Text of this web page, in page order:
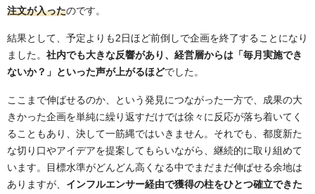
注文が入ったのです。
結果として、予定よりも2日ほど前倒しで企画を終了することになり
ました。 社内でも大きな反響があり、経営層からは「毎月実施でき
ないか？」といった声が上がるほどでした。
ここまで伸ばせるのか、という発見につながった一方で、成果の大
きかった企画を単純に繰り返すだけでは徐々に反応が落ち着いてく
ることもあり、決して一筋縄ではいきません。それでも、都度新た
な切り口やアイデアを提案してもらいながら、継続的に取り組めて
います。目標水準がどんどん高くなる中でまだまだ伸ばせる余地は
ありますが、 インフルエンサー経由で獲得の柱をひとつ確立できた